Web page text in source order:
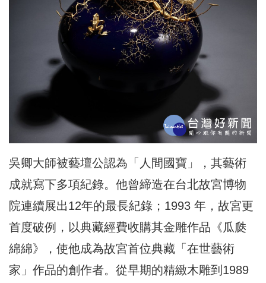
吳卿大師被藝壇公認為「人間國寶」，其藝術
成就寫下多項紀錄。他曾締造在台北故宮博物
院連續展出12年的最長紀錄；1993 年，故宮更
首度破例，以典藏經費收購其金雕作品《瓜瓞
綿綿》，使他成為故宮首位典藏「在世藝術
家」作品的創作者。從早期的精緻木雕到1989